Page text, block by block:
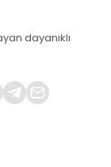
dayanıklı